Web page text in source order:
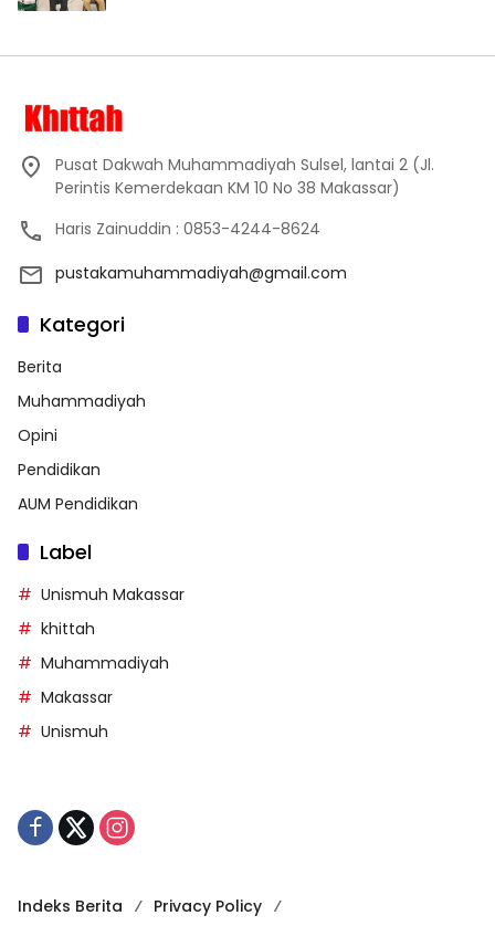
Pusat Dakwah Muhammadiyah Sulsel, lantai 2 (Jl.
Perintis Kemerdekaan KM 10 No 38 Makassar)
Haris Zainuddin : 0853-4244-8624
pustakamuhammadiyah@gmail.com
Kategori
Berita
Muhammadiyah
Opini
Pendidikan
AUM Pendidikan
Label
Unismuh Makassar
khittah
Muhammadiyah
Makassar
Unismuh
Indeks Berita
Privacy Policy